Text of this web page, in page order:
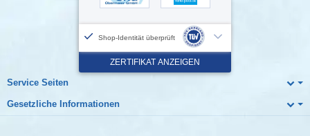
Service Seiten
Gesetzliche Informationen